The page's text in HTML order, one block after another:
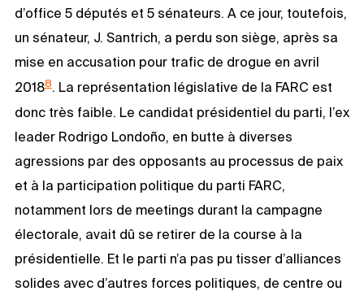
d’office 5 députés et 5 sénateurs. A ce jour, toutefois,
un sénateur, J. Santrich, a perdu son siège, après sa
mise en accusation pour trafic de drogue en avril
20188. La représentation législative de la FARC est
donc très faible. Le candidat présidentiel du parti, l’ex
leader Rodrigo Londoño, en butte à diverses
agressions par des opposants au processus de paix
et à la participation politique du parti FARC,
notamment lors de meetings durant la campagne
électorale, avait dû se retirer de la course à la
présidentielle. Et le parti n’a pas pu tisser d’alliances
solides avec d’autres forces politiques, de centre ou